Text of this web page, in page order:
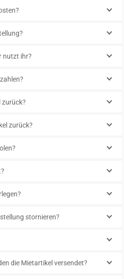
nutzt ihr?
zurück?
zurück?
stornieren?
die Mietartikel versendet?